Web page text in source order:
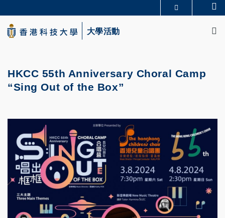
to
main
content
生活@科大
大學活動
HKCC 55th Anniversary Choral Camp
“Sing Out of the Box”